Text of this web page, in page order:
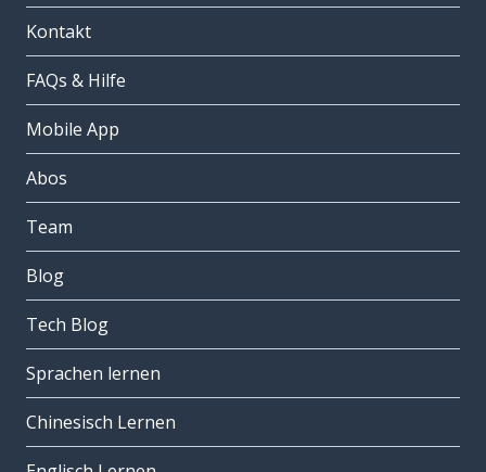
Kontakt
FAQs & Hilfe
Mobile App
Abos
Team
Blog
Tech Blog
Sprachen lernen
Chinesisch Lernen